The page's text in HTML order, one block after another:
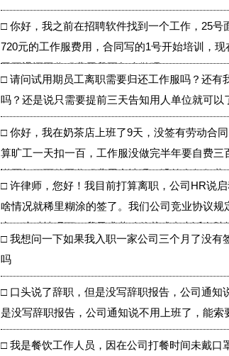
□ 你好，我之前在招聘软件找到一个工作，25
720元的工作服费用，合同写的1号开始培训，
司不退还工作服费用我要怎么做呀？
□ 请问试用期员工离职需要归还工作服吗？还
吗？还是说只需要提前三天告知用人单位就可以
□ 你好，我在奶茶店上班了9天，没签有劳动合
算旷工一天扣一百，工作服没做完半年要自费
说要扣三百的工作服费用合法吗，没签有任何劳
□ 许律师，您好！我目前打算离职，公司HR说
啥情况就稀里糊涂的签了。我们公司竞业协议
定。这种情况下，我寻求劳动仲裁或者上诉有胜
□ 我想问一下如果我入职一家公司三个月了没
吗
□ 口头说了辞职，但是没写辞职报告，公司通
是没写辞职报告，公司通知说不用上班了，能索
□ 我是餐饮工作人员，因在公司打餐时间未戴